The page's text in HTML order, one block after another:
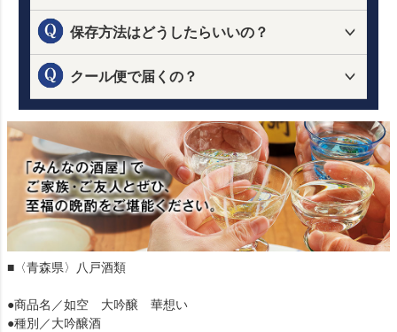
保存方法はどうしたらいいの？
クール便で届くの？
■〈青森県〉八戸酒類
●商品名／如空 大吟醸 華想い
●種別／大吟醸酒